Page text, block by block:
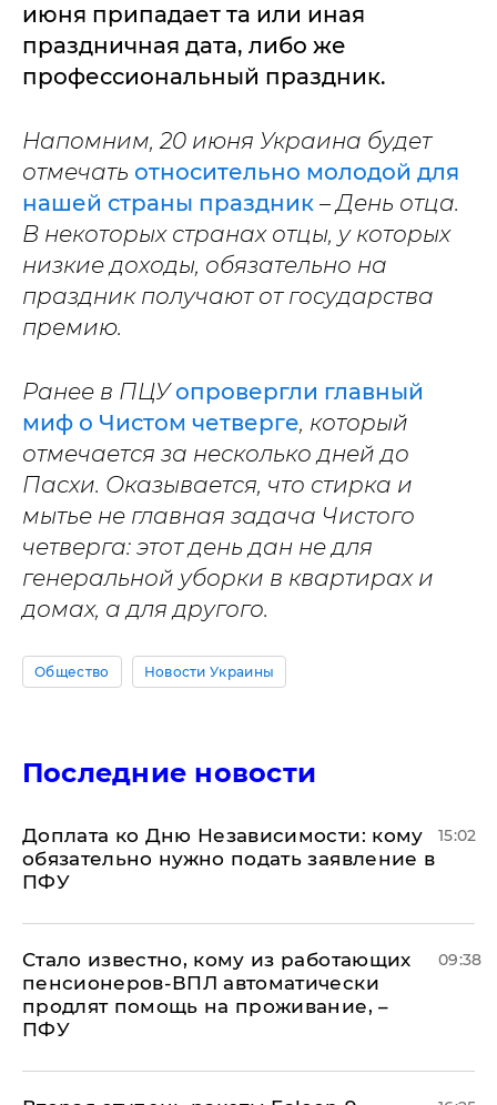
июня припадает та или иная
праздничная дата, либо же
профессиональный праздник.
Напомним, 20 июня Украина будет
отмечать относительно молодой для
нашей страны праздник – День отца.
В некоторых странах отцы, у которых
низкие доходы, обязательно на
праздник получают от государства
премию.
Ранее в ПЦУопровергли главный
миф о Чистом четверге, который
отмечается за несколько дней до
Пасхи. Оказывается, что стирка и
мытье не главная задача Чистого
четверга: этот день дан не для
генеральной уборки в квартирах и
домах, а для другого.
Общество Новости Украины
Последние новости
Доплата ко Дню Независимости: кому
обязательно нужно подать заявление в
ПФУ
15:02
Стало известно, кому из работающих
пенсионеров-ВПЛ автоматически
продлят помощь на проживание, –
ПФУ
09:38